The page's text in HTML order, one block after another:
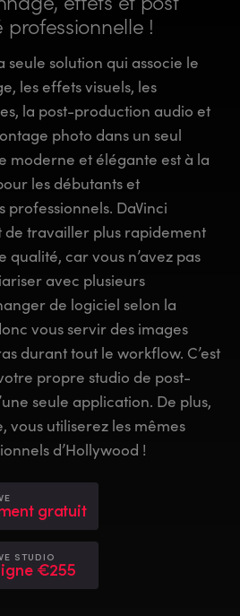
!
seule solution qui associe le
les effets visuels, les
la post-production audio et
photo dans un seul
moderne et élégante est à la
les débutants et
DaVinci
de travailler plus rapidement
qualité, car vous n’avez pas
avec plusieurs
de logiciel selon la
vous servir des images
durant tout le workflow. C’est
propre studio de post-
seule application. De plus,
vous utiliserez les mêmes
d’Hollywood !
gratuit
STUDIO
€255